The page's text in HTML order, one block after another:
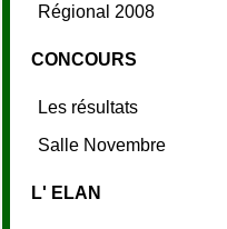
Régional 2008
CONCOURS
Les résultats
Salle Novembre
L' ELAN